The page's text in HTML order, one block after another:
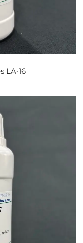
LA-16